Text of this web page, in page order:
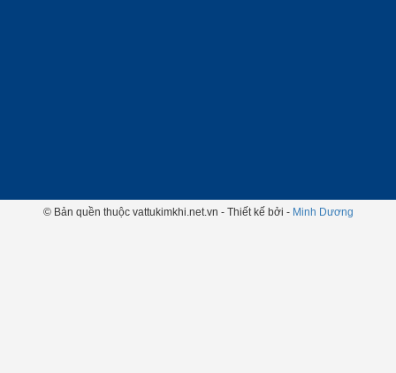
© Bản quền thuộc vattukimkhi.net.vn - Thiết kế bởi - Minh Dương